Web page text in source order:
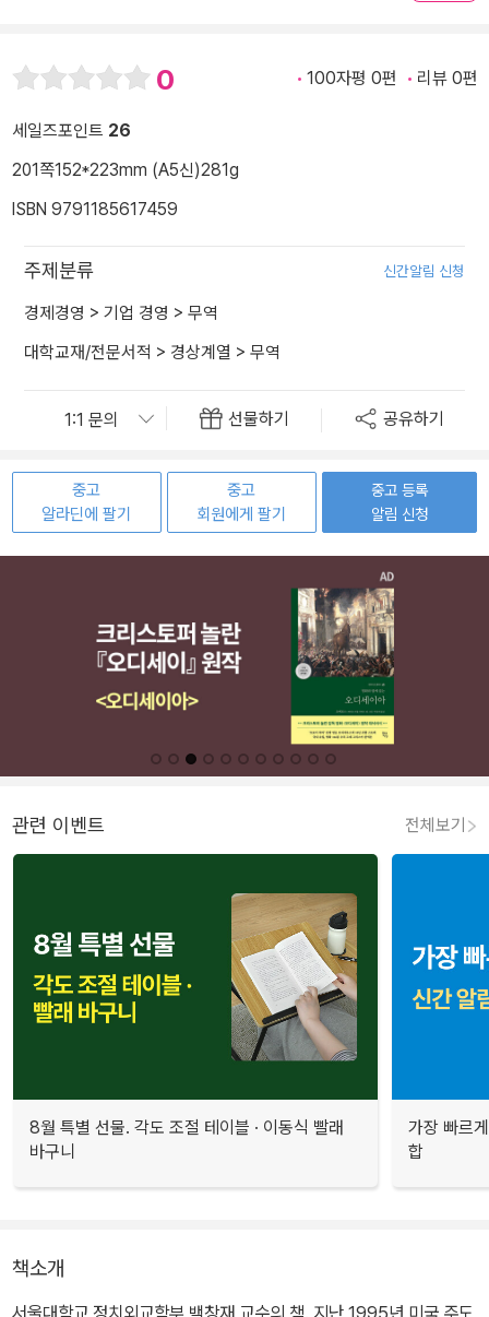
0 100자평 0편 리뷰 0편
세일즈포인트 26
201쪽152*223mm (A5신)281g
ISBN 9791185617459
주제분류 신간알림 신청
경제경영 > 기업 경영 > 무역
대학교재/전문서적 > 경상계열 > 무역
선물하기 공유하기
중고
알라딘에 팔기
중고
회원에게 팔기
중고 등록
알림 신청
관련 이벤트 전체보기
8월 특별 선물. 각도 조절 테이블 · 이동식 빨래
바구니
가장 빠르
합
책소개